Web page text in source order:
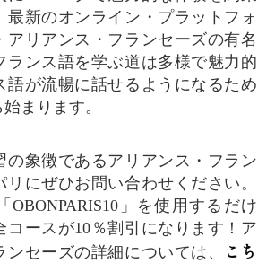
最新のオンライン・プラットフォ
アリアンス・フランセーズの有名
ランス語を学ぶ道は多様で魅力的
語が流暢に話せるようになるため
まります。
リにぜひお問い合わせください。
OBONPARIS10」を使用するだけ
コースが10％割引になります！ア
ンセーズの詳細については、
こち